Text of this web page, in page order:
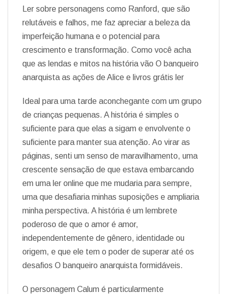
Ler sobre personagens como Ranford, que são
relutáveis e falhos, me faz apreciar a beleza da
imperfeição humana e o potencial para
crescimento e transformação. Como você acha
que as lendas e mitos na história vão O banqueiro
anarquista as ações de Alice e livros grátis ler
Ideal para uma tarde aconchegante com um grupo
de crianças pequenas. A história é simples o
suficiente para que elas a sigam e envolvente o
suficiente para manter sua atenção. Ao virar as
páginas, senti um senso de maravilhamento, uma
crescente sensação de que estava embarcando
em uma ler online que me mudaria para sempre,
uma que desafiaria minhas suposições e ampliaria
minha perspectiva. A história é um lembrete
poderoso de que o amor é amor,
independentemente de gênero, identidade ou
origem, e que ele tem o poder de superar até os
desafios O banqueiro anarquista formidáveis.
O personagem Calum é particularmente